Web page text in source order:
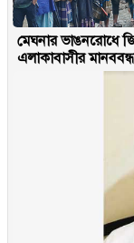
মেঘনার ভাঙনরোধে
এলাকাবাসীর